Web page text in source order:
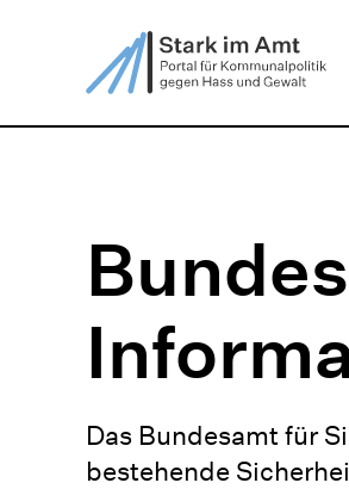
ZUM HAUPTINHALT SPRINGEN
Das Bundesamt für
bestehende